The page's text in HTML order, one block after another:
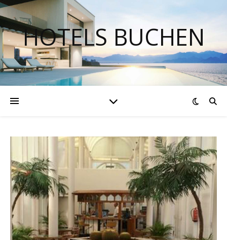
HOTELS BUCHEN